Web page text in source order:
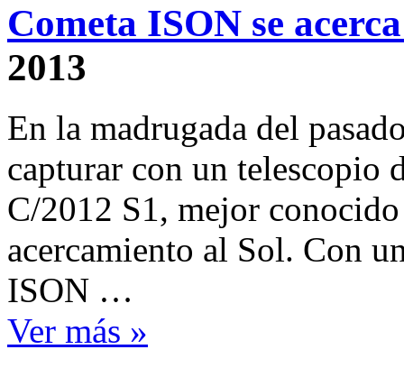
Cometa ISON se
2013
En la madrugada del
capturar con un telescopio
C/2012 S1, mejor
acercamiento al Sol. Con
ISON …
Ver más »